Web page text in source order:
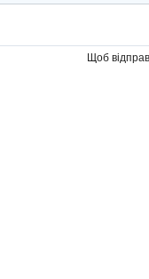
Щоб